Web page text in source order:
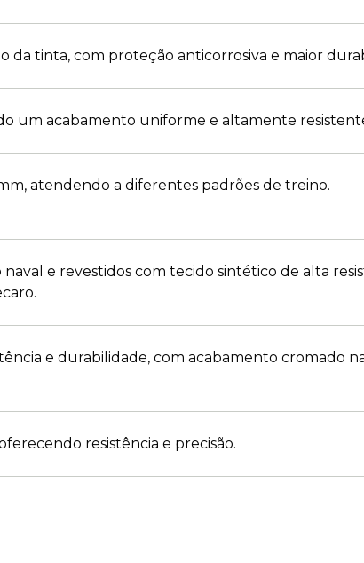
da tinta, com proteção anticorrosiva e maior
um acabamento uniforme e altamente
atendendo a diferentes padrões de treino.
e revestidos com tecido sintético de alta
e durabilidade, com acabamento cromado
resistência e precisão.